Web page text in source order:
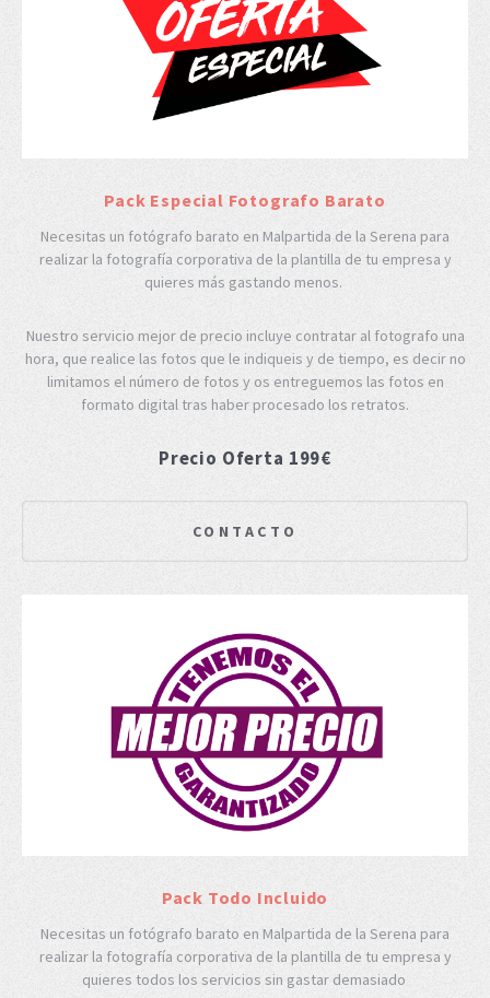
Pack Especial Fotografo Barato
Necesitas un fotógrafo barato en Malpartida de la Serena para
realizar la fotografía corporativa de la plantilla de tu empresa y
quieres más gastando menos.
Nuestro servicio mejor de precio incluye contratar al fotografo una
hora, que realice las fotos que le indiqueis y de tiempo, es decir no
limitamos el número de fotos y os entreguemos las fotos en
formato digital tras haber procesado los retratos.
Precio Oferta 199€
CONTACTO
Pack Todo Incluido
Necesitas un fotógrafo barato en Malpartida de la Serena para
realizar la fotografía corporativa de la plantilla de tu empresa y
quieres todos los servicios sin gastar demasiado